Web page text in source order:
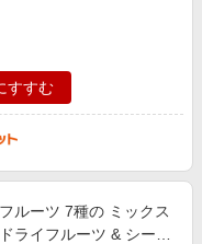
ト プレゼント プチギフ
すすむ
ルーツ 7種の ミックス
ライフルーツ & シード